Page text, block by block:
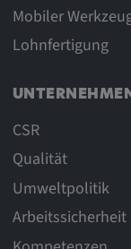
Mobiler
Lohnfertigung
UNTERNEHMEN
CSR
Qualität
Umweltpolitik
Arbeitssicherheit